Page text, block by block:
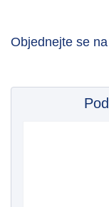
Objednejte se na